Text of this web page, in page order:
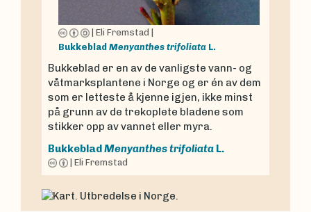
| Eli Fremstad |
Bukkeblad Menyanthes trifoliata L.
Bukkeblad er en av de vanligste vann- og
våtmarksplantene i Norge og er én av dem
som er letteste å kjenne igjen, ikke minst
på grunn av de trekoplete bladene som
stikker opp av vannet eller myra.
BukkebladMenyanthes trifoliata L.
Eli Fremstad